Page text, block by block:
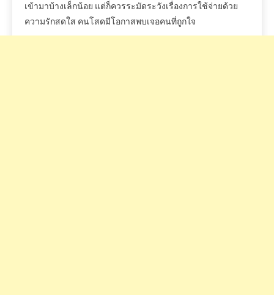
เข้ามาบ้างเล็กน้อย แต่ก็ควรระมัดระวังเรื่องการใช้จ่ายด้วย
ความรักสดใส คนโสดมีโอกาสพบเจอคนที่ถูกใจ